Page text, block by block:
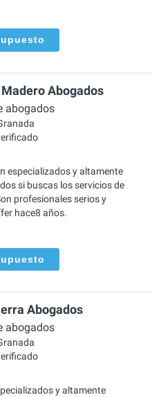
Abogados
abogados
especializados y altamente
si buscas los servicios de
profesionales serios y
hace8 años.
Abogados
abogados
y altamente